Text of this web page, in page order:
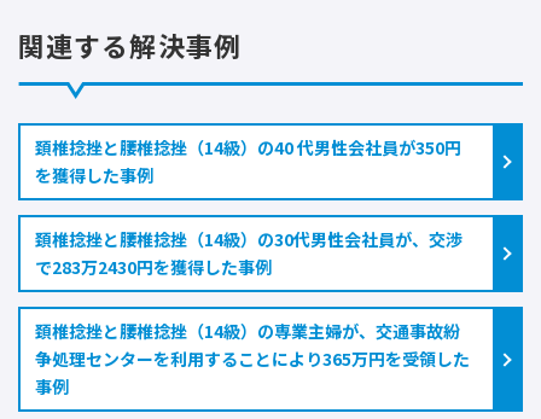
関連する解決事例
頚椎捻挫と腰椎捻挫（14級）の40 代男性会社員が350円
を獲得した事例
頚椎捻挫と腰椎捻挫（14級）の30代男性会社員が、交渉
で283万2430円を獲得した事例
頚椎捻挫と腰椎捻挫（14級）の専業主婦が、交通事故紛
争処理センターを利用することにより365万円を受領した
事例